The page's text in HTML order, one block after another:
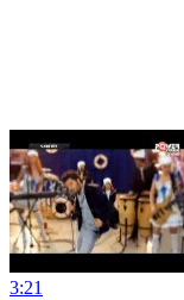
3:21